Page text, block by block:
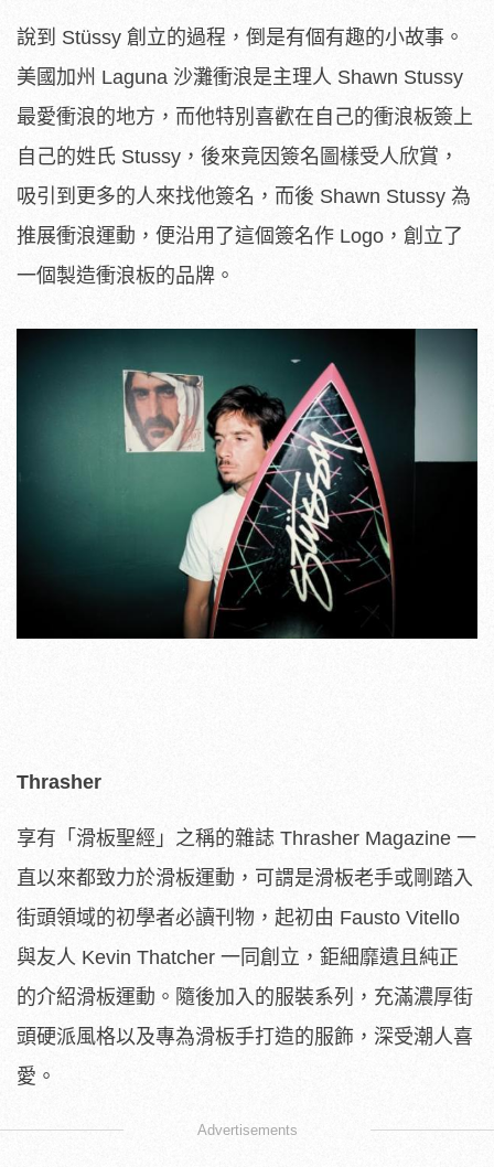
說到 Stüssy 創立的過程，倒是有個有趣的小故事。
美國加州 Laguna 沙灘衝浪是主理人 Shawn Stussy
最愛衝浪的地方，而他特別喜歡在自己的衝浪板簽上
自己的姓氏 Stussy，後來竟因簽名圖樣受人欣賞，
吸引到更多的人來找他簽名，而後 Shawn Stussy 為
推展衝浪運動，便沿用了這個簽名作 Logo，創立了
一個製造衝浪板的品牌。
Thrasher
享有「滑板聖經」之稱的雜誌 Thrasher Magazine 一
直以來都致力於滑板運動，可謂是滑板老手或剛踏入
街頭領域的初學者必讀刊物，起初由 Fausto Vitello
與友人 Kevin Thatcher 一同創立，鉅細靡遺且純正
的介紹滑板運動。隨後加入的服裝系列，充滿濃厚街
頭硬派風格以及專為滑板手打造的服飾，深受潮人喜
愛。
Advertisements